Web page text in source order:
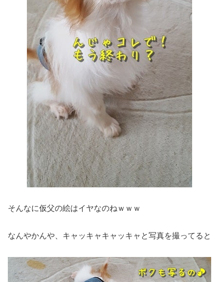
そんなに仮父の絵はイヤなのねｗｗｗ
なんやかんや、キャッキャキャッキャと写真を撮ってると